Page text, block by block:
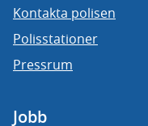
Kontakta polisen
Polisstationer
Pressrum
Jobb